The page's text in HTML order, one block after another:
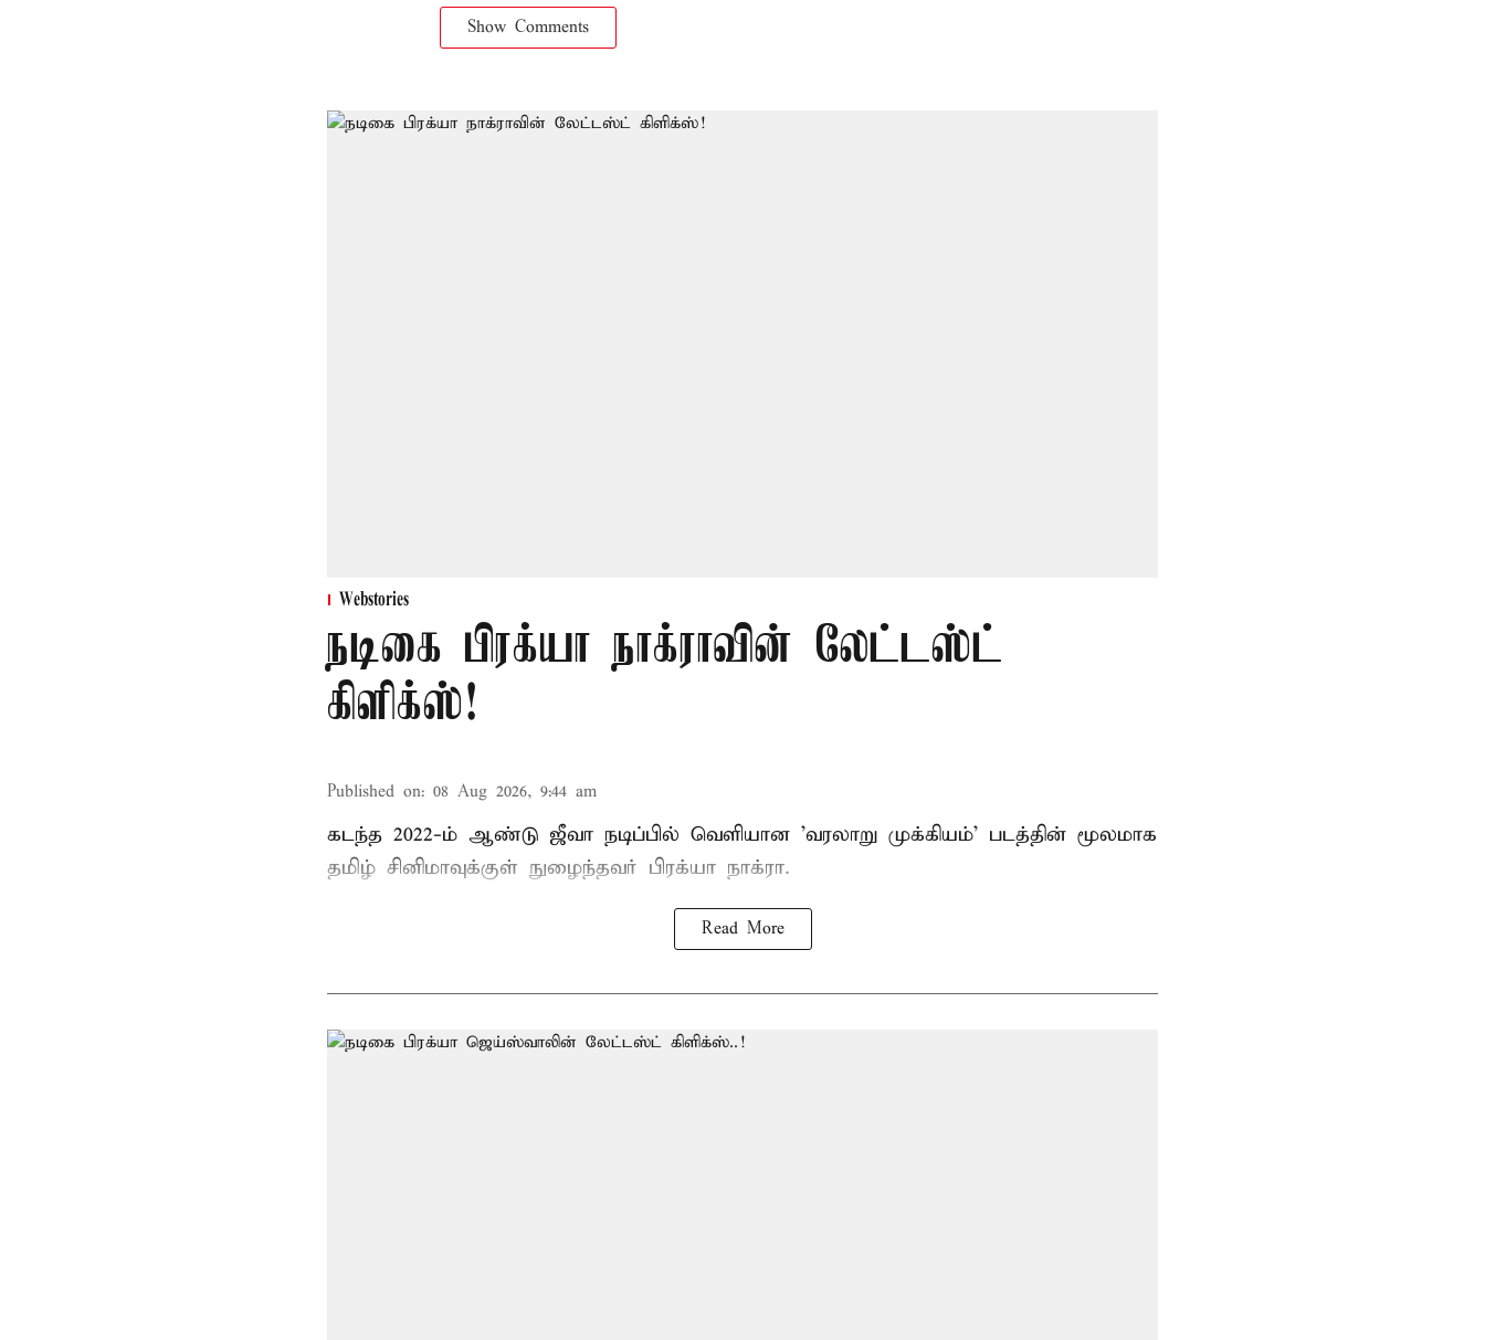
Show Comments
Webstories
நடிகை பிரக்யா நாக்ராவின் லேட்டஸ்ட்
கிளிக்ஸ்!
Published on: 08 Aug 2026, 9:44 am
கடந்த 2022-ம் ஆண்டு ஜீவா நடிப்பில் வெளியான 'வரலாறு முக்கியம்' படத்தின் மூலமாக
தமிழ் சினிமாவுக்குள் நுழைந்தவர் பிரக்யா நாக்ரா.
Read More